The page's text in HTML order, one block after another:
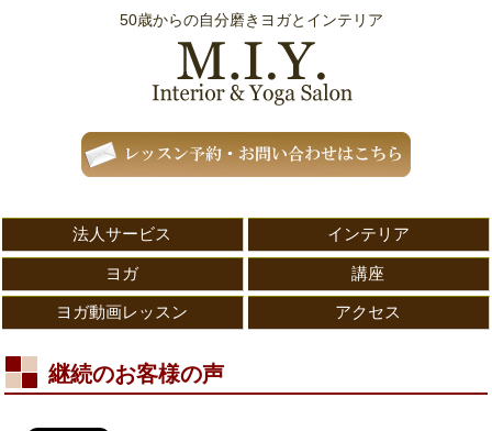
50歳からの自分磨きヨガとインテリア
法人サービス インテリア
ヨガ 講座
ヨガ動画レッスン アクセス
継続のお客様の声